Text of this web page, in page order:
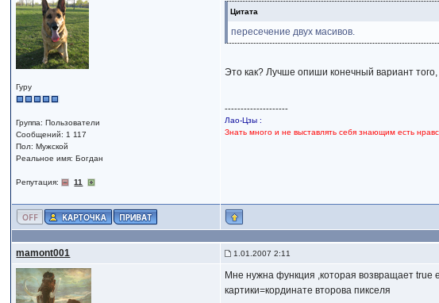
Гуру
Группа: Пользователи
Сообщений: 1 117
Пол: Мужской
Реальное имя: Богдан
Репутация: 11
Цитата
пересечение двух масивов.
Это как? Лучше опиши конечный вариант
--------------------
Лао-Цзы :
Знать много и не выставлять себя знающим есть
mamont001 1.01.2007 2:11
Мне нужна функция ,которая возвращает true
картики=кординате второва пикселя